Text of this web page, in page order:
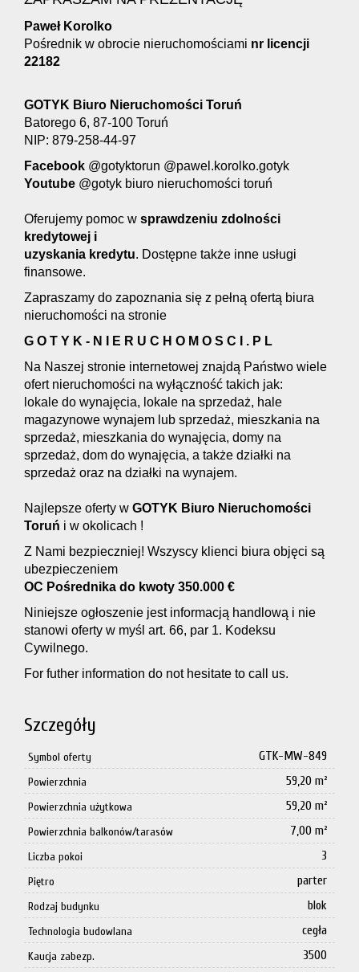
Paweł Korolko
Pośrednik w obrocie nieruchomościami nr licencji
22182
GOTYK Biuro Nieruchomości Toruń
Batorego 6, 87-100 Toruń
NIP: 879-258-44-97
Facebook @gotyktorun @pawel.korolko.gotyk
Youtube @gotyk biuro nieruchomości toruń
Oferujemy pomoc w sprawdzeniu zdolności
kredytowej i
uzyskania kredytu. Dostępne także inne usługi
finansowe.
Zapraszamy do zapoznania się z pełną ofertą biura
nieruchomości na stronie
G O T Y K - N I E R U C H O M O S C I . P L
Na Naszej stronie internetowej znajdą Państwo wiele
ofert nieruchomości na wyłączność takich jak:
lokale do wynajęcia, lokale na sprzedaż, hale
magazynowe wynajem lub sprzedaż, mieszkania na
sprzedaż, mieszkania do wynajęcia, domy na
sprzedaż, dom do wynajęcia, a także działki na
sprzedaż oraz na działki na wynajem.
Najlepsze oferty w GOTYK Biuro Nieruchomości
Toruń i w okolicach !
Z Nami bezpieczniej! Wszyscy klienci biura objęci są
ubezpieczeniem
OC Pośrednika do kwoty 350.000 €
Niniejsze ogłoszenie jest informacją handlową i nie
stanowi oferty w myśl art. 66, par 1. Kodeksu
Cywilnego.
For futher information do not hesitate to call us.
Szczegóły
Symbol oferty GTK-MW-849
Powierzchnia 59,20 m²
Powierzchnia użytkowa 59,20 m²
Powierzchnia balkonów/tarasów 7,00 m²
Liczba pokoi 3
Piętro parter
Rodzaj budynku blok
Technologia budowlana cegła
Kaucja zabezp. 3500